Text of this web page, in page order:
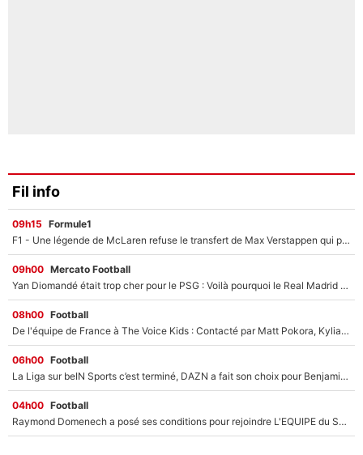
Fil info
09h15 Formule1
F1 - Une légende de McLaren refuse le transfert de Max Verstappen qui pourrait «faire des vagues» et plomber l'ambiance dans l'équipe
09h00 Mercato Football
Yan Diomandé était trop cher pour le PSG : Voilà pourquoi le Real Madrid a accepté de payer la somme record de 140M€ pour boucler son transfert !
08h00 Football
De l'équipe de France à The Voice Kids : Contacté par Matt Pokora, Kylian Mbappé a accepté de jouer un rôle inédit sur TF1 !
06h00 Football
La Liga sur beIN Sports c’est terminé, DAZN a fait son choix pour Benjamin Da Silva et Omar Da Fonseca !
04h00 Football
Raymond Domenech a posé ses conditions pour rejoindre L'EQUIPE du Soir : Il refuse de faire l'émission avec un autre chroniqueur !